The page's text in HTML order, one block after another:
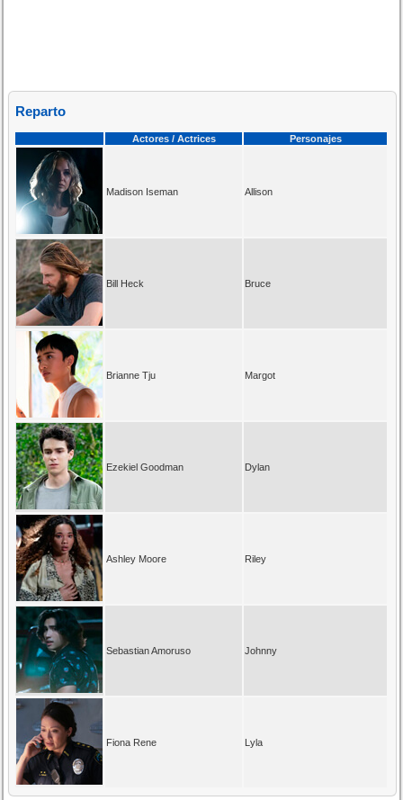
Reparto
Actores / Actrices Personajes
Madison Iseman Allison
Bill Heck Bruce
Brianne Tju Margot
Ezekiel Goodman Dylan
Ashley Moore Riley
Sebastian Amoruso Johnny
Fiona Rene Lyla